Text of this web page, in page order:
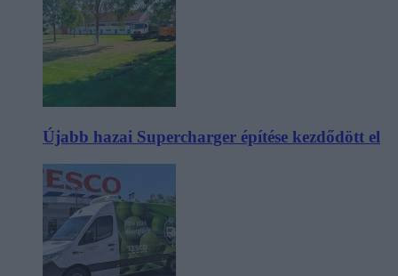
Újabb hazai Supercharger építése kezdődött el